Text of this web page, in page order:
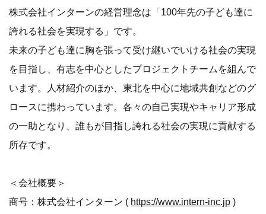
株式会社インターンの経営理念は「100年先の子ども達に
誇れる社会を実現する」です。
未来の子ども達に胸を張って受け継いでいける社会の実現
を目指し、有志を中心としたプロジェクトチームを組んで
います。人材紹介のほか、東北を中心に地域共創などのグ
ロースに携わっています。各々の自己実現やキャリア形成
の一助となり、誰もが目指し誇れる社会の実現に貢献する
所存です。
＜会社概要＞
商号：株式会社インターン ( https://www.intern-inc.jp )